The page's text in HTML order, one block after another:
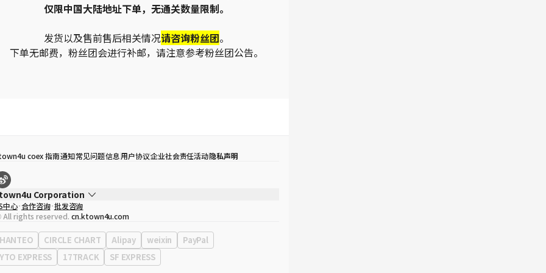
仅限中国大陆地址下单，无通关数量限制。
发货以及售前售后相关情况请咨询粉丝团。
下单无邮费，粉丝团会进行补邮，请注意参考粉丝团公告。
coex 指南通知常见问题信息用户协议企业社会责任活动隐私声明
Corporation
宋効珉
业执照 120-87-71116
地址 首尔特别市 江南区 岭东大路 513号 3楼 （三成洞， coex)
中心 合作咨询 批发咨询
rights reserved. cn.ktown4u.com
HANTEO CIRCLE CHART Alipay weixin
PayPal
YTO EXPRESS
17TRACK SF EXPRESS